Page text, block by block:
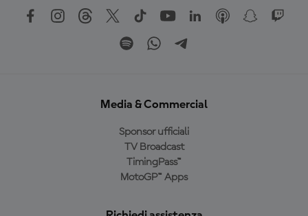
Media & Commercial
Sponsor ufficiali
TV Broadcast
TimingPass™
MotoGP™ Apps